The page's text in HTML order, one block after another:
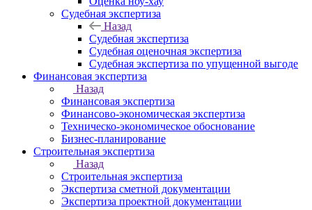
Судебная экспертиза
Назад
Судебная экспертиза
Судебная оценочная экспертиза
Судебная экспертиза по упущенной выгоде
Финансовая экспертиза
Назад
Финансовая экспертиза
Финансово-экономическая экспертиза
Техническо-экономическое обоснование
Бизнес-планирование
Строительная экспертиза
Назад
Строительная экспертиза
Экспертиза сметной документации
Экспертиза проектной документации